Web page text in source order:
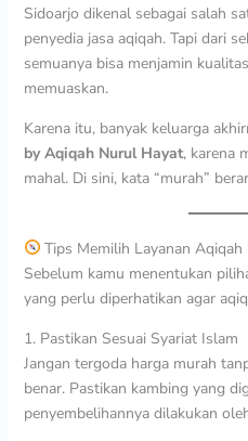
Sidoarjo dikenal sebagai salah
penyedia jasa aqiqah. Tapi dari
semuanya bisa menjamin
memuaskan.
Karena itu, banyak keluarga
by Aqiqah Nurul Hayat, karena
mahal. Di sini, kata “murah”
Tips Memilih Layanan Aqiqah
Sebelum kamu menentukan
yang perlu diperhatikan agar
1. Pastikan Sesuai Syariat Islam
Jangan tergoda harga murah
benar. Pastikan kambing yang
penyembelihannya dilakukan